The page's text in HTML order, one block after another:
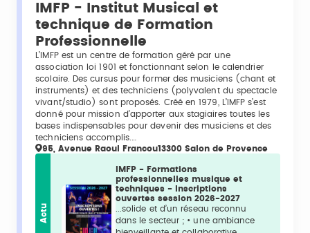
IMFP - Institut Musical et
technique de Formation
Professionnelle
L’IMFP est un centre de formation géré par une
association loi 1901 et fonctionnant selon le calendrier
scolaire. Des cursus pour former des musiciens (chant et
instruments) et des techniciens (polyvalent du spectacle
vivant/studio) sont proposés. Créé en 1979, L’IMFP s’est
donné pour mission d’apporter aux stagiaires toutes les
bases indispensables pour devenir des musiciens et des
techniciens accomplis.…
95, Avenue Raoul Francou13300 Salon de Provence
Actu
IMFP - Formations
professionnelles musique et
techniques - Inscriptions
ouvertes session 2026-2027
...solide et d’un réseau reconnu
dans le secteur ; • une ambiance